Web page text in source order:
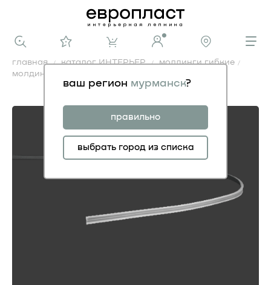
ваш регион мурманск?
правильно
выбрать город из списка
главная каталог ИНТЕРЬЕР
молдинги гибкие
молдинг 1.51.321 гибкий
молдинг 1.51.321 гибкий